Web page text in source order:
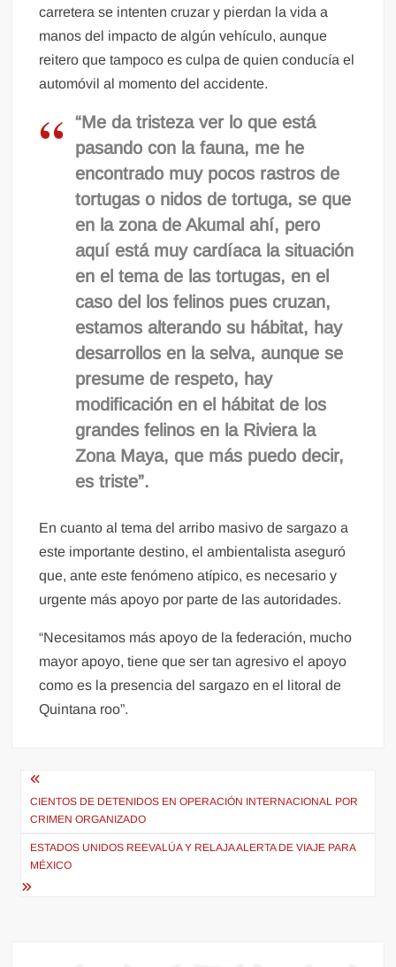
carretera se intenten cruzar y pierdan la vida a
manos del impacto de algún vehículo, aunque
reitero que tampoco es culpa de quien conducía el
automóvil al momento del accidente.
“Me da tristeza ver lo que está
pasando con la fauna, me he
encontrado muy pocos rastros de
tortugas o nidos de tortuga, se que
en la zona de Akumal ahí, pero
aquí está muy cardíaca la situación
en el tema de las tortugas, en el
caso del los felinos pues cruzan,
estamos alterando su hábitat, hay
desarrollos en la selva, aunque se
presume de respeto, hay
modificación en el hábitat de los
grandes felinos en la Riviera la
Zona Maya, que más puedo decir,
es triste”.
En cuanto al tema del arribo masivo de sargazo a
este importante destino, el ambientalista aseguró
que, ante este fenómeno atípico, es necesario y
urgente más apoyo por parte de las autoridades.
“Necesitamos más apoyo de la federación, mucho
mayor apoyo, tiene que ser tan agresivo el apoyo
como es la presencia del sargazo en el litoral de
Quintana roo”.
Navegación
de
entradas
CIENTOS DE DETENIDOS EN OPERACIÓN INTERNACIONAL POR
CRIMEN ORGANIZADO
ESTADOS UNIDOS REEVALÚA Y RELAJA ALERTA DE VIAJE PARA
MÉXICO